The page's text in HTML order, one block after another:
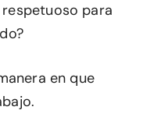
para
en que